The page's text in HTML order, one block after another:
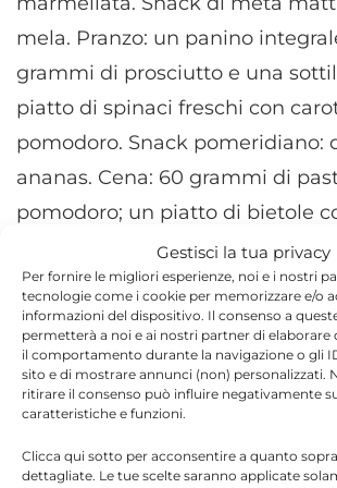
Gestisci la tua privacy
Per fornire le migliori esperienze, noi e i nostri
tecnologie come i cookie per memorizzare e/o
informazioni del dispositivo. Il consenso a
permetterà a noi e ai nostri partner di elaborare
il comportamento durante la navigazione o gli
sito e di mostrare annunci (non) personalizzati.
ritirare il consenso può influire negativamente
caratteristiche e funzioni.
Clicca qui sotto per acconsentire a quanto
dettagliate. Le tue scelte saranno applicate
mela. Pranzo: un panino
grammi di prosciutto e una
piatto di spinaci freschi con
pomodoro. Snack pomeridiano:
ananas. Cena: 60 grammi di
pomodoro; un piatto di bietole
prima di cominciare la dieta
importante chiedere il parere
medico in quanto questo
non è adatto a tutti. Una
che facciamo semre nellediete
dito.